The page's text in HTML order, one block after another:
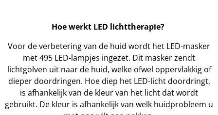
Hoe werkt LED lichttherapie?
Voor de verbetering van de huid wordt het LED-masker
met 495 LED-lampjes ingezet. Dit masker zendt
lichtgolven uit naar de huid, welke ofwel oppervlakkig of
dieper doordringen. Hoe diep het LED-licht doordringt,
is afhankelijk van de kleur van het licht dat wordt
gebruikt. De kleur is afhankelijk van welk huidprobleem u